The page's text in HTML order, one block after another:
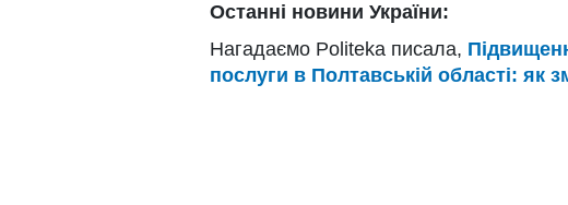
Останні новини України:
Нагадаємо Politeka писала,
послуги в Полтавській області: як